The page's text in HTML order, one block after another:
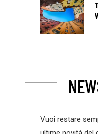
Vuoi restare